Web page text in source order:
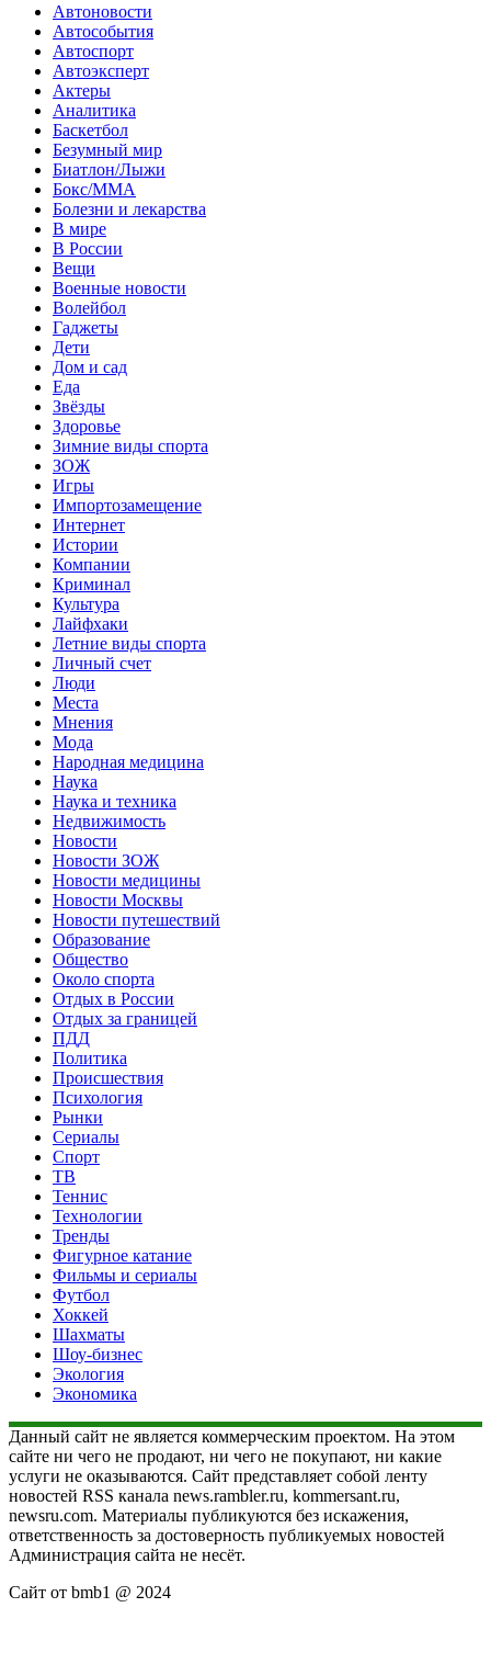
Автоновости
Автособытия
Автоспорт
Автоэксперт
Актеры
Аналитика
Баскетбол
Безумный мир
Биатлон/Лыжи
Бокс/MMA
Болезни и лекарства
В мире
В России
Вещи
Военные новости
Волейбол
Гаджеты
Дети
Дом и сад
Еда
Звёзды
Здоровье
Зимние виды спорта
ЗОЖ
Игры
Импортозамещение
Интернет
Истории
Компании
Криминал
Культура
Лайфхаки
Летние виды спорта
Личный счет
Люди
Места
Мнения
Мода
Народная медицина
Наука
Наука и техника
Недвижимость
Новости
Новости ЗОЖ
Новости медицины
Новости Москвы
Новости путешествий
Образование
Общество
Около спорта
Отдых в России
Отдых за границей
ПДД
Политика
Происшествия
Психология
Рынки
Сериалы
Спорт
ТВ
Теннис
Технологии
Тренды
Фигурное катание
Фильмы и сериалы
Футбол
Хоккей
Шахматы
Шоу-бизнес
Экология
Экономика
Данный сайт не является коммерческим проектом. На этом
сайте ни чего не продают, ни чего не покупают, ни какие
услуги не оказываются. Сайт представляет собой ленту
новостей RSS канала news.rambler.ru, kommersant.ru,
newsru.com. Материалы публикуются без искажения,
ответственность за достоверность публикуемых новостей
Администрация сайта не несёт.
Сайт от bmb1 @ 2024